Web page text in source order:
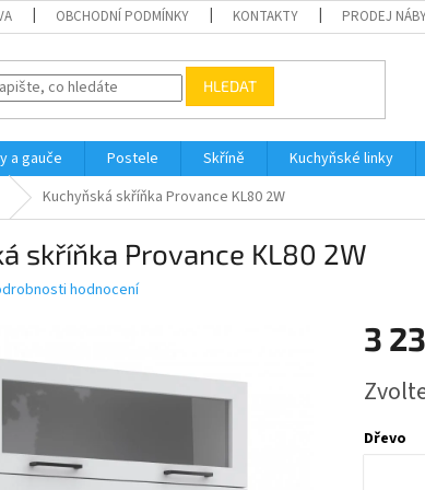
OBCHODNÍ PODMÍNKY KONTAKTY PRODEJ
HLEDAT
a gauče Postele Skříně Kuchyňské linky
Kuchyňská skříňka Provance KL80 2W
skříňka Provance KL80 2W
hodnocení
3
cena:
Dřevo